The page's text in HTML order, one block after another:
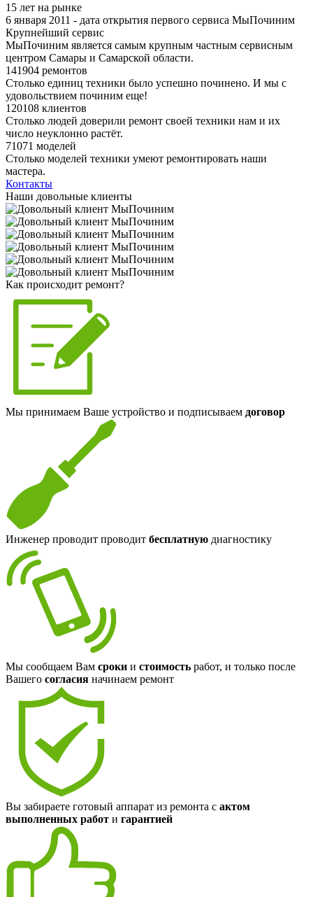
15 лет на рынке
6 января 2011 - дата открытия первого сервиса МыПочиним
Крупнейший сервис
МыПочиним является самым крупным частным сервисным
центром Самары и Самарской области.
141904 ремонтов
Столько единиц техники было успешно починено. И мы с
удовольствием починим еще!
120108 клиентов
Столько людей доверили ремонт своей техники нам и их
число неуклонно растёт.
71071 моделей
Столько моделей техники умеют ремонтировать наши
мастера.
Контакты
Наши довольные клиенты
Как происходит ремонт?
Мы принимаем Ваше устройство и подписываем договор
Инженер проводит проводит бесплатную диагностику
Мы сообщаем Вам сроки и стоимость работ, и только после
Вашего согласия начинаем ремонт
Вы забираете готовый аппарат из ремонта с актом
выполненных работ и гарантией